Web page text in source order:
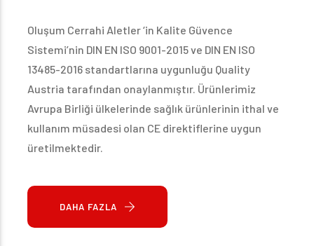
Oluşum Cerrahi Aletler ‘in Kalite Güvence
Sistemi’nin DIN EN ISO 9001-2015 ve DIN EN ISO
13485-2016 standartlarına uygunluğu Quality
Austria tarafından onaylanmıştır. Ürünlerimiz
Avrupa Birliği ülkelerinde sağlık ürünlerinin ithal ve
kullanım müsadesi olan CE direktiflerine uygun
üretilmektedir.
DAHA FAZLA